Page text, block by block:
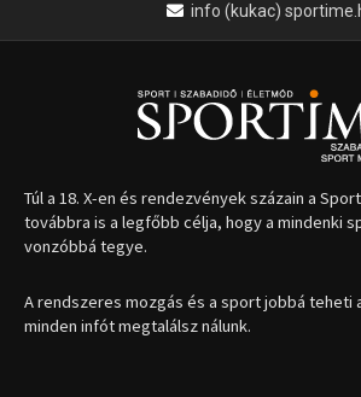
1035 Budapest, Miklós u. 7.